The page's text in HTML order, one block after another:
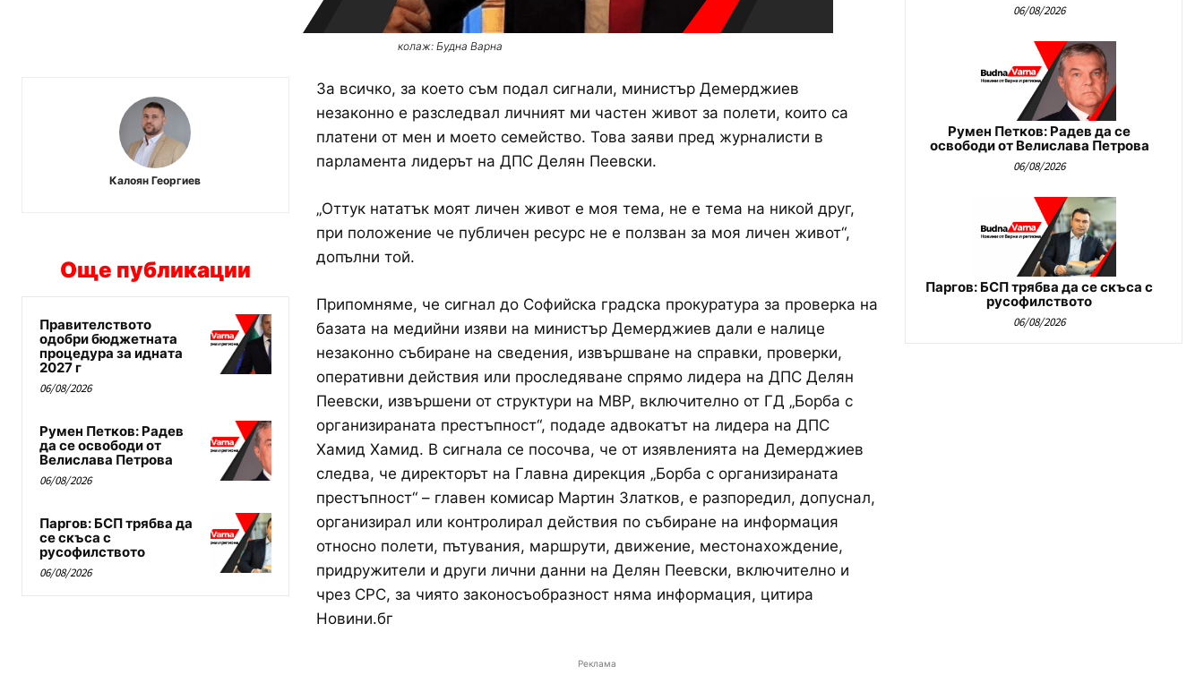
колаж: Будна Варна
Калоян Георгиев
Още публикации
Правителството
одобри бюджетната
процедура за идната
2027 г
06/08/2026
Румен Петков: Радев
да се освободи от
Велислава Петрова
06/08/2026
Паргов: БСП трябва да
се скъса с
русофилството
06/08/2026
За всичко, за което съм подал сигнали, министър Демерджиев
незаконно е разследвал личният ми частен живот за полети, които са
платени от мен и моето семейство. Това заяви пред журналисти в
парламента лидерът на ДПС Делян Пеевски.
„Оттук нататък моят личен живот е моя тема, не е тема на никой друг,
при положение че публичен ресурс не е ползван за моя личен живот“,
допълни той.
Припомняме, че сигнал до Софийска градска прокуратура за проверка на
базата на медийни изяви на министър Демерджиев дали е налице
незаконно събиране на сведения, извършване на справки, проверки,
оперативни действия или проследяване спрямо лидера на ДПС Делян
Пеевски, извършени от структури на МВР, включително от ГД „Борба с
организираната престъпност“, подаде адвокатът на лидера на ДПС
Хамид Хамид. В сигнала се посочва, че от изявленията на Демерджиев
следва, че директорът на Главна дирекция „Борба с организираната
престъпност“ – главен комисар Мартин Златков, е разпоредил, допуснал,
организирал или контролирал действия по събиране на информация
относно полети, пътувания, маршрути, движение, местонахождение,
придружители и други лични данни на Делян Пеевски, включително и
чрез СРС, за чиято законосъобразност няма информация, цитира
Новини.бг
Реклама
06/08/2026
Румен Петков: Радев да се
освободи от Велислава Петрова
06/08/2026
Паргов: БСП трябва да се скъса с
русофилството
06/08/2026